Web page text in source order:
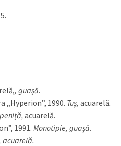
, guașă.
„Hyperion”, 1990. Tuș,acuarelă.
peniță,acuarelă.
1991.Monotipie, guașă.
acuarelă.